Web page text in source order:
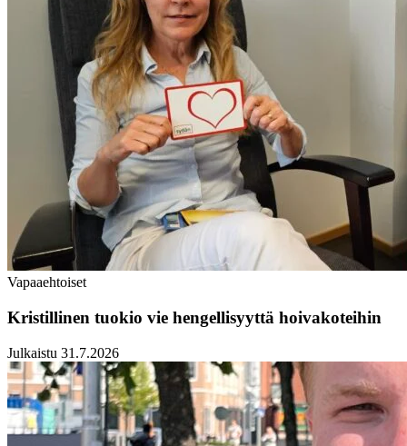
Vapaaehtoiset
Kristillinen tuokio vie hengellisyyttä hoivakoteihin
Julkaistu 31.7.2026